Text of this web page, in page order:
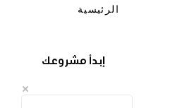
إبدأ مشروعك
الرئيسية